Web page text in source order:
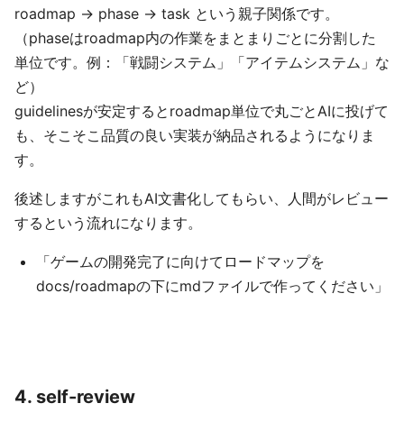
roadmap -> phase -> task という親子関係です。
（phaseはroadmap内の作業をまとまりごとに分割した
単位です。例：「戦闘システム」「アイテムシステム」な
ど）
guidelinesが安定するとroadmap単位で丸ごとAIに投げて
も、そこそこ品質の良い実装が納品されるようになりま
す。
後述しますがこれもAI文書化してもらい、人間がレビュー
するという流れになります。
「ゲームの開発完了に向けてロードマップを
docs/roadmapの下にmdファイルで作ってください」
4. self-review